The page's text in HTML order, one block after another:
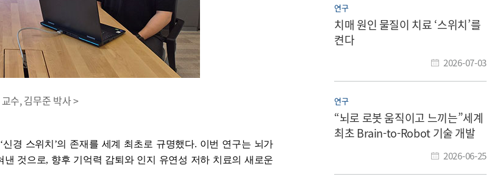
수, 김무준 박사 >
경 스위치’의 존재를 세계 최초로 규명했다. 이번 연구는 뇌가
것으로, 향후 기억력 감퇴와 인지 유연성 저하 치료의 새로운
연구
치매 원인 물질이 치료 ‘스위치’를
켠다
2026-07-03
연구
“뇌로 로봇 움직이고 느끼는”세계
최초 Brain-to-Robot 기술 개발
2026-06-25